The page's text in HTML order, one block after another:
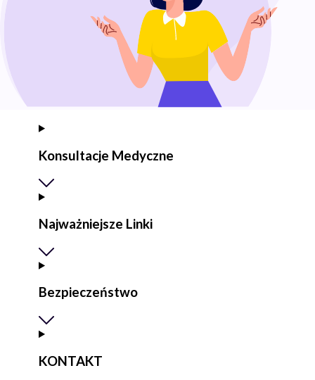
Konsultacje Medyczne
Najważniejsze Linki
Bezpieczeństwo
KONTAKT